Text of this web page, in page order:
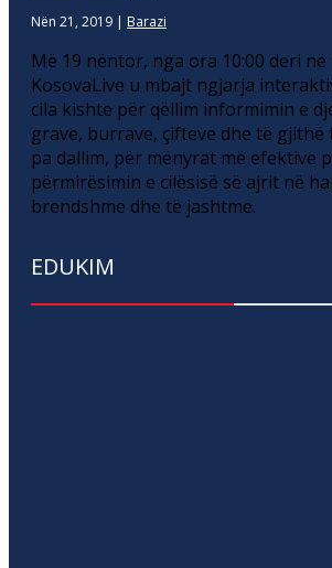
Nën 21, 2019 | Barazi
Më 19 nëntor, nga ora 10:00 deri në
KosovaLive u mbajt ngjarja
cila kishte për qëllim informimin e
grave, burrave, çifteve dhe të gjithë
pa dallim, për mënyrat më efektive
përmirësimin e cilësisë së ajrit në
brendshme dhe të jashtme.
EDUKIM